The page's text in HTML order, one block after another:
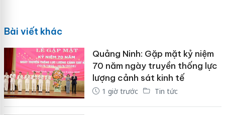
Bài viết khác
Quảng Ninh: Gặp mặt kỷ niệm
70 năm ngày truyền thống lực
lượng cảnh sát kinh tế
1 giờ trước Tin tức